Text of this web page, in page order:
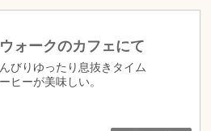
ォークのカフェにて
びりゆったり息抜きタイム
ヒーが美味しい。